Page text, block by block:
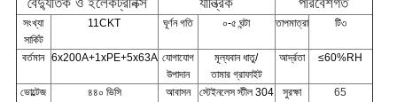
সংখ্যা
সার্কিট
11CKT ঘূর্ণন গতি ০-৫ ঘন্টা তাপমাত্রা টি৩
বর্তমান 6x200A+1xPE+5x63A যোগাযোগ
উপাদান
মূল্যবান ধাতু/
তামার গ্রাফাইট
আর্দ্রতা ≤60%RH
ভোল্টেজ ৪৪০ ভিসি
আবাসন
স্টেইনলেস স্টীল 304
সুরক্ষা
65